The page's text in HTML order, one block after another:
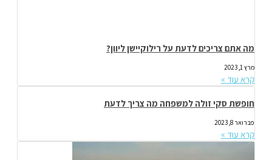
מה אתם צריכים לדעת על רילוקיישן ליוון?
מרץ 1, 2023
קרא עוד »
חופשת סקי זולה למשפחה מה צריך לדעת
פברואר 8, 2023
קרא עוד »